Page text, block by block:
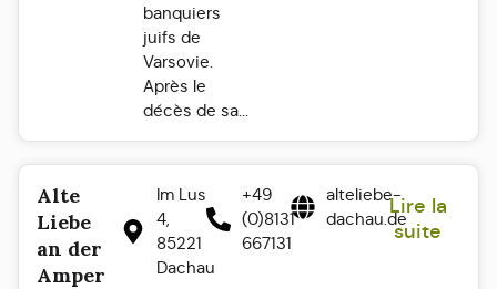
banquiers
juifs de
Varsovie.
Après le
décès de sa...
Alte
Liebe
an der
Amper
Im Lus
4,
85221
Dachau
+49
(0)8131
667131
alteliebe-
dachau.de
Lire la
suite